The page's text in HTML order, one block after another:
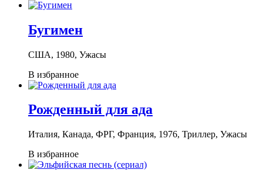
Бугимен
США, 1980, Ужасы
В избранное
Рожденный для ада
Италия, Канада, ФРГ, Франция, 1976, Триллер, Ужасы
В избранное